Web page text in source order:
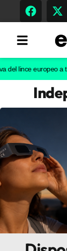
Gastronomía
Escenarios
Sostenibilidad
Innova
europeo a través